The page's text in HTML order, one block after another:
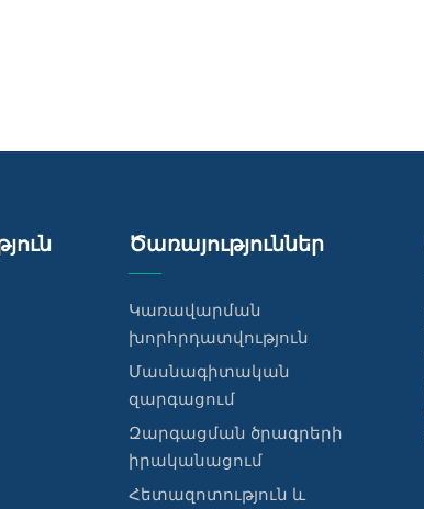
Ծառայություններ
Կառավարման
խորհրդատվություն
Մասնագիտական
զարգացում
Զարգացման ծրագրերի
իրականացում
Հետազոտություն և